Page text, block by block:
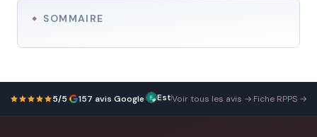
SOMMAIRE
5/5· 157 avis Google· TDL TDL 1 avril 2026
Très
Voir tous les avis →·Fiche RPPS →